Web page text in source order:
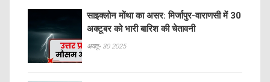
साइक्लोन मोंथा का असर: मिर्जापुर-वाराणसी में 30
अक्टूबर को भारी बारिश की चेतावनी
अक्तू॰ 30 2025